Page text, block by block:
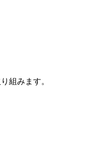
組みます。